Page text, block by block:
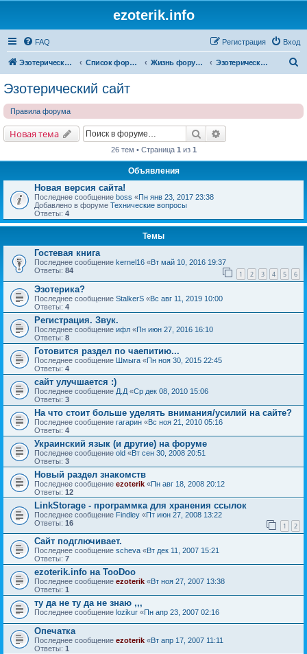
ezoterik.info
FAQ Вход
Регистрация
Эзотерический сайт Список форумов Жизнь форума и сайта Эзотерический сайт
Эзотерический сайт
Правила форума
Новая тема Поиск
26 тем • Страница 1 из 1
Объявления
Новая версия сайта!
Последнее сообщение boss «Пн янв 23, 2017 23:38
Добавлено в форуме Технические вопросы
Ответы: 4
Темы
Гостевая книга
Последнее сообщение kernel16 «Вт май 10, 2016 19:37
Ответы: 84 1 2 3 4 5 6
Эзотерика?
Последнее сообщение StalkerS «Вс авг 11, 2019 10:00
Ответы: 4
Регистрация. Звук.
Последнее сообщение ифл «Пн июн 27, 2016 16:10
Ответы: 8
Готовится раздел по чаепитию...
Последнее сообщение Шмыга «Пн ноя 30, 2015 22:45
Ответы: 4
сайт улучшается :)
Последнее сообщение Д.Д «Ср дек 08, 2010 15:06
Ответы: 3
На что стоит больше уделять внимания/усилий на сайте?
Последнее сообщение гагарин «Вс ноя 21, 2010 05:16
Ответы: 4
Украинский язык (и другие) на форуме
Последнее сообщение old «Вт сен 30, 2008 20:51
Ответы: 3
Новый раздел знакомств
Последнее сообщение ezoterik «Пн авг 18, 2008 20:12
Ответы: 12
LinkStorage - программка для хранения ссылок
Последнее сообщение Findley «Пт июн 27, 2008 13:22
Ответы: 16 1 2
Сайт подглючивает.
Последнее сообщение sсheva «Вт дек 11, 2007 15:21
Ответы: 7
ezoterik.info на TooDoo
Последнее сообщение ezoterik «Вт ноя 27, 2007 13:38
Ответы: 1
ту да не ту да не знаю ,,,
Последнее сообщение lozikur «Пн апр 23, 2007 02:16
Опечатка
Последнее сообщение ezoterik «Вт апр 17, 2007 11:11
Ответы: 1